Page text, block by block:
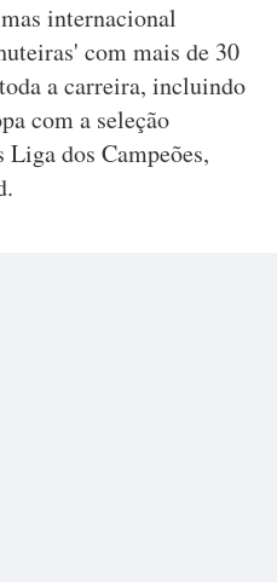
internacional
com mais de 30
a carreira, incluindo
com a seleção
dos Campeões,